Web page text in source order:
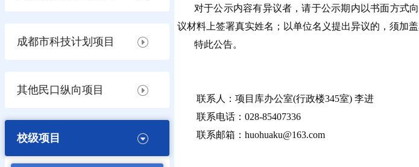
成都市科技计划项目
其他民口纵向项目
校级项目
对于公示内容有异议者，请于公示期内以书面方式
议材料上签署真实姓名；以单位名义提出异议的，须加盖
特此公告。
联系人：项目库办公室(行政楼345室) 李进
联系电话： 028-85407336
联系邮箱： huohuaku@163.com